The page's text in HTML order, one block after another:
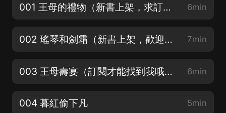
001 王母的禮物（新書上架，求訂閱評論！） 6min
002 瑤琴和劍霜（新書上架，歡迎多多訂閱分享） 7min
003 王母壽宴（訂閱才能找到我哦！） 6min
004 暮紅偷下凡 5min